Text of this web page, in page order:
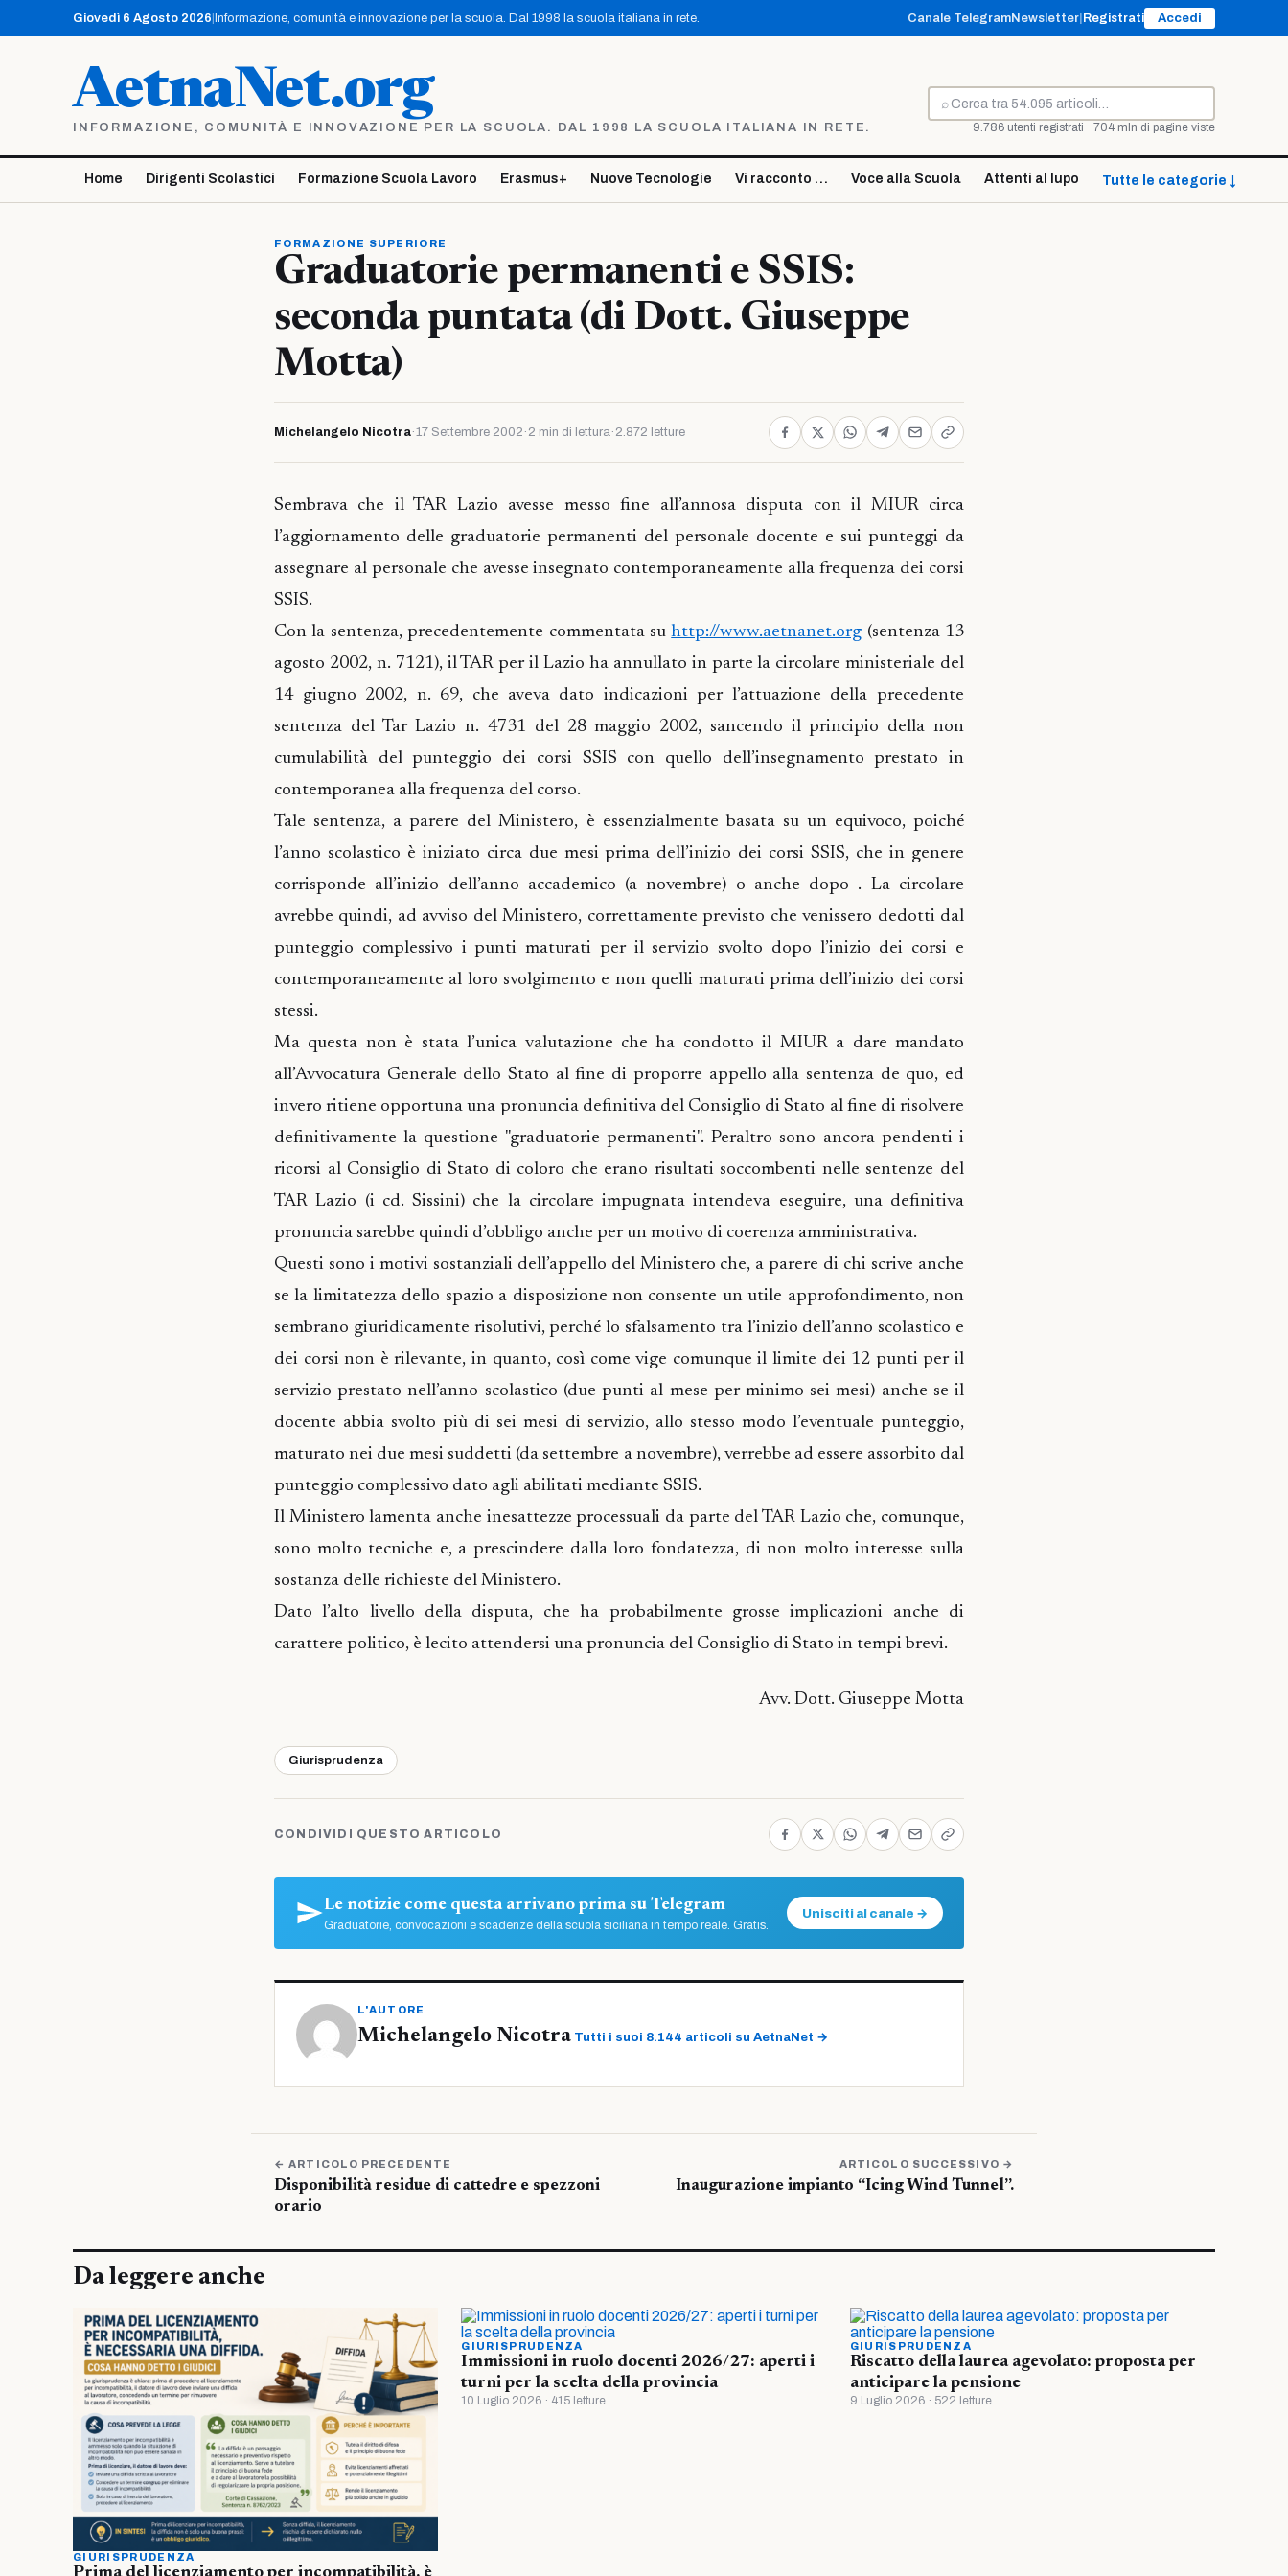
contenuto
Giovedì 6 Agosto 2026 Informazione, comunità e innovazione per la scuola. Dal 1998 la scuola italiana in rete. Canale TelegramNewsletter Registrati Accedi
AetnaNet.org
INFORMAZIONE, COMUNITÀ E INNOVAZIONE PER LA SCUOLA. DAL 1998 LA SCUOLA ITALIANA IN RETE.
⌕
Cerca
9.786 utenti registrati · 704 mln di pagine viste
Home Dirigenti Scolastici Formazione Scuola Lavoro Erasmus+ Nuove Tecnologie Vi racconto … Voce alla Scuola Attenti al lupo Tutte le categorie ↓
FORMAZIONE SUPERIORE
Graduatorie permanenti e SSIS:
seconda puntata (di Dott. Giuseppe
Motta)
Michelangelo Nicotra·17 Settembre 2002 · 2 min di lettura· 2.872 letture
Sembrava che il TAR Lazio avesse messo fine all’annosa disputa con il MIUR circa
l’aggiornamento delle graduatorie permanenti del personale docente e sui punteggi da
assegnare al personale che avesse insegnato contemporaneamente alla frequenza dei corsi
SSIS.
Con la sentenza, precedentemente commentata suhttp://www.aetnanet.org (sentenza 13
agosto 2002, n. 7121), il TAR per il Lazio ha annullato in parte la circolare ministeriale del
14 giugno 2002, n. 69, che aveva dato indicazioni per l’attuazione della precedente
sentenza del Tar Lazio n. 4731 del 28 maggio 2002, sancendo il principio della non
cumulabilità del punteggio dei corsi SSIS con quello dell’insegnamento prestato in
contemporanea alla frequenza del corso.
Tale sentenza, a parere del Ministero, è essenzialmente basata su un equivoco, poiché
l’anno scolastico è iniziato circa due mesi prima dell’inizio dei corsi SSIS, che in genere
corrisponde all’inizio dell’anno accademico (a novembre) o anche dopo . La circolare
avrebbe quindi, ad avviso del Ministero, correttamente previsto che venissero dedotti dal
punteggio complessivo i punti maturati per il servizio svolto dopo l’inizio dei corsi e
contemporaneamente al loro svolgimento e non quelli maturati prima dell’inizio dei corsi
stessi.
Ma questa non è stata l’unica valutazione che ha condotto il MIUR a dare mandato
all’Avvocatura Generale dello Stato al fine di proporre appello alla sentenza de quo, ed
invero ritiene opportuna una pronuncia definitiva del Consiglio di Stato al fine di risolvere
definitivamente la questione "graduatorie permanenti". Peraltro sono ancora pendenti i
ricorsi al Consiglio di Stato di coloro che erano risultati soccombenti nelle sentenze del
TAR Lazio (i cd. Sissini) che la circolare impugnata intendeva eseguire, una definitiva
pronuncia sarebbe quindi d’obbligo anche per un motivo di coerenza amministrativa.
Questi sono i motivi sostanziali dell’appello del Ministero che, a parere di chi scrive anche
se la limitatezza dello spazio a disposizione non consente un utile approfondimento, non
sembrano giuridicamente risolutivi, perché lo sfalsamento tra l’inizio dell’anno scolastico e
dei corsi non è rilevante, in quanto, così come vige comunque il limite dei 12 punti per il
servizio prestato nell’anno scolastico (due punti al mese per minimo sei mesi) anche se il
docente abbia svolto più di sei mesi di servizio, allo stesso modo l’eventuale punteggio,
maturato nei due mesi suddetti (da settembre a novembre), verrebbe ad essere assorbito dal
punteggio complessivo dato agli abilitati mediante SSIS.
Il Ministero lamenta anche inesattezze processuali da parte del TAR Lazio che, comunque,
sono molto tecniche e, a prescindere dalla loro fondatezza, di non molto interesse sulla
sostanza delle richieste del Ministero.
Dato l’alto livello della disputa, che ha probabilmente grosse implicazioni anche di
carattere politico, è lecito attendersi una pronuncia del Consiglio di Stato in tempi brevi.
Avv. Dott. Giuseppe Motta
Giurisprudenza
CONDIVIDI QUESTO ARTICOLO
Le notizie come questa arrivano prima su Telegram
Graduatorie, convocazioni e scadenze della scuola siciliana in tempo reale. Gratis.
Unisciti al canale →
L'AUTORE
Michelangelo Nicotra Tutti i suoi 8.144 articoli su AetnaNet →
← ARTICOLO PRECEDENTE
Disponibilità residue di cattedre e spezzoni
orario
ARTICOLO SUCCESSIVO →
Inaugurazione impianto “Icing Wind Tunnel”.
Da leggere anche
GIURISPRUDENZA
GIURISPRUDENZA
Immissioni in ruolo docenti 2026/27: aperti i
turni per la scelta della provincia
10 Luglio 2026 · 415 letture
GIURISPRUDENZA
Riscatto della laurea agevolato: proposta per
anticipare la pensione
9 Luglio 2026 · 522 letture